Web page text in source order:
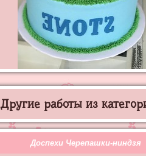
Другие работы из
Доспехи Черепашки-ниндзя